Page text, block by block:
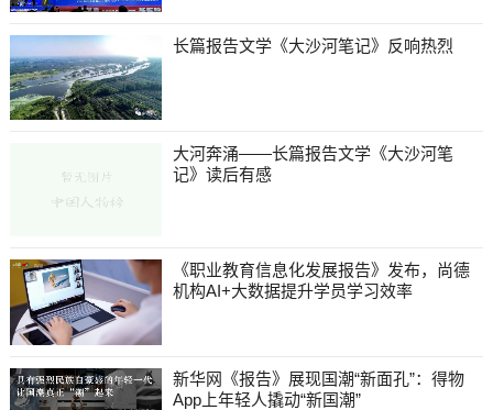
长篇报告文学《大沙河笔记》反响热烈
大河奔涌——长篇报告文学《大沙河笔
记》读后有感
《职业教育信息化发展报告》发布，尚德
机构AI+大数据提升学员学习效率
新华网《报告》展现国潮“新面孔”：得物
App上年轻人撬动“新国潮”